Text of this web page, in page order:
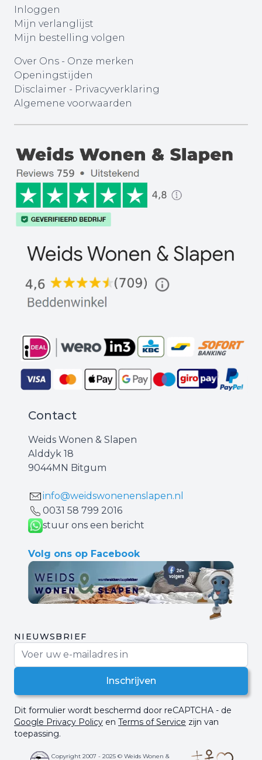
Inloggen
Mijn verlanglijst
Mijn bestelling volgen
Over Ons - Onze merken
Openingstijden
Disclaimer - Privacyverklaring
Algemene voorwaarden
Contact
Weids Wonen & Slapen
Alddyk 18
9044MN Bitgum
info@weidswonenenslapen.nl
0031 ‪58 799 2016‬
stuur ons een bericht
Volg ons op Facebook
NIEUWSBRIEF
Inschrijven
Dit formulier wordt beschermd door reCAPTCHA - de
Google Privacy Policy en Terms of Service zijn van
toepassing.
Copyright 2007 - 2025 © Weids Wonen &